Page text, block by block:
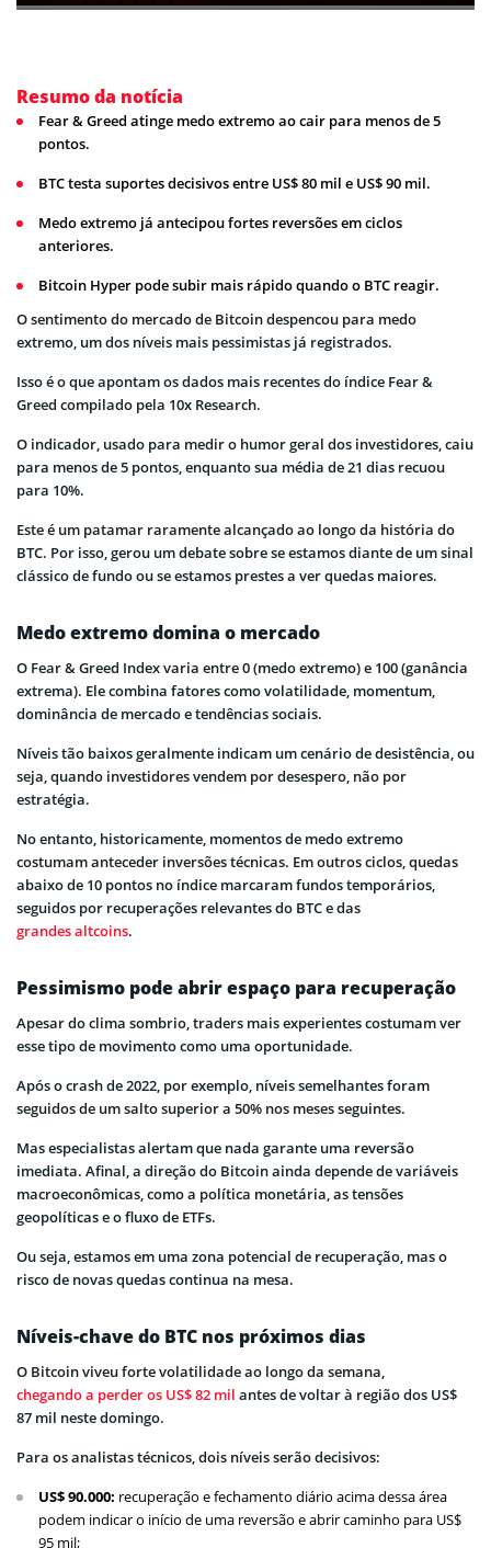
Resumo da notícia
Fear & Greed atinge medo extremo ao cair para menos de 5
pontos.
BTC testa suportes decisivos entre US$ 80 mil e US$ 90 mil.
Medo extremo já antecipou fortes reversões em ciclos
anteriores.
Bitcoin Hyper pode subir mais rápido quando o BTC reagir.
O sentimento do mercado de Bitcoin despencou para medo
extremo, um dos níveis mais pessimistas já registrados.
Isso é o que apontam os dados mais recentes do índice Fear &
Greed compilado pela 10x Research.
O indicador, usado para medir o humor geral dos investidores, caiu
para menos de 5 pontos, enquanto sua média de 21 dias recuou
para 10%.
Este é um patamar raramente alcançado ao longo da história do
BTC. Por isso, gerou um debate sobre se estamos diante de um sinal
clássico de fundo ou se estamos prestes a ver quedas maiores.
Medo extremo domina o mercado
O Fear & Greed Index varia entre 0 (medo extremo) e 100 (ganância
extrema). Ele combina fatores como volatilidade, momentum,
dominância de mercado e tendências sociais.
Níveis tão baixos geralmente indicam um cenário de desistência, ou
seja, quando investidores vendem por desespero, não por
estratégia.
No entanto, historicamente, momentos de medo extremo
costumam anteceder inversões técnicas. Em outros ciclos, quedas
abaixo de 10 pontos no índice marcaram fundos temporários,
seguidos por recuperações relevantes do BTC e das
grandes altcoins.
Pessimismo pode abrir espaço para recuperação
Apesar do clima sombrio, traders mais experientes costumam ver
esse tipo de movimento como uma oportunidade.
Após o crash de 2022, por exemplo, níveis semelhantes foram
seguidos de um salto superior a 50% nos meses seguintes.
Mas especialistas alertam que nada garante uma reversão
imediata. Afinal, a direção do Bitcoin ainda depende de variáveis
macroeconômicas, como a política monetária, as tensões
geopolíticas e o fluxo de ETFs.
Ou seja, estamos em uma zona potencial de recuperação, mas o
risco de novas quedas continua na mesa.
Níveis-chave do BTC nos próximos dias
O Bitcoin viveu forte volatilidade ao longo da semana,
chegando a perder os US$ 82 mil antes de voltar à região dos US$
87 mil neste domingo.
Para os analistas técnicos, dois níveis serão decisivos:
US$ 90.000: recuperação e fechamento diário acima dessa área
podem indicar o início de uma reversão e abrir caminho para US$
95 mil;